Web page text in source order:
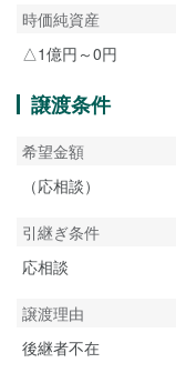
時価純資産
△1億円～0円
譲渡条件
希望金額
（応相談）
引継ぎ条件
応相談
譲渡理由
後継者不在